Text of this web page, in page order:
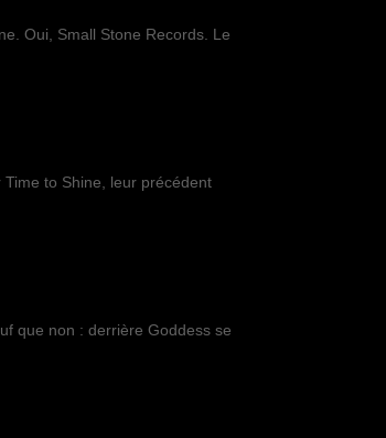
Oui, Small Stone Records. Le
to Shine, leur précédent
que non : derrière Goddess se